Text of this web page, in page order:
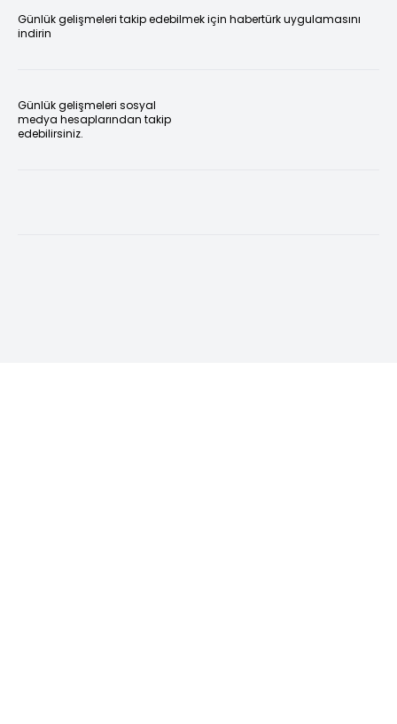
Günlük gelişmeleri takip edebilmek için habertürk uygulamasını
indirin
Günlük gelişmeleri sosyal
medya hesaplarından takip
edebilirsiniz.